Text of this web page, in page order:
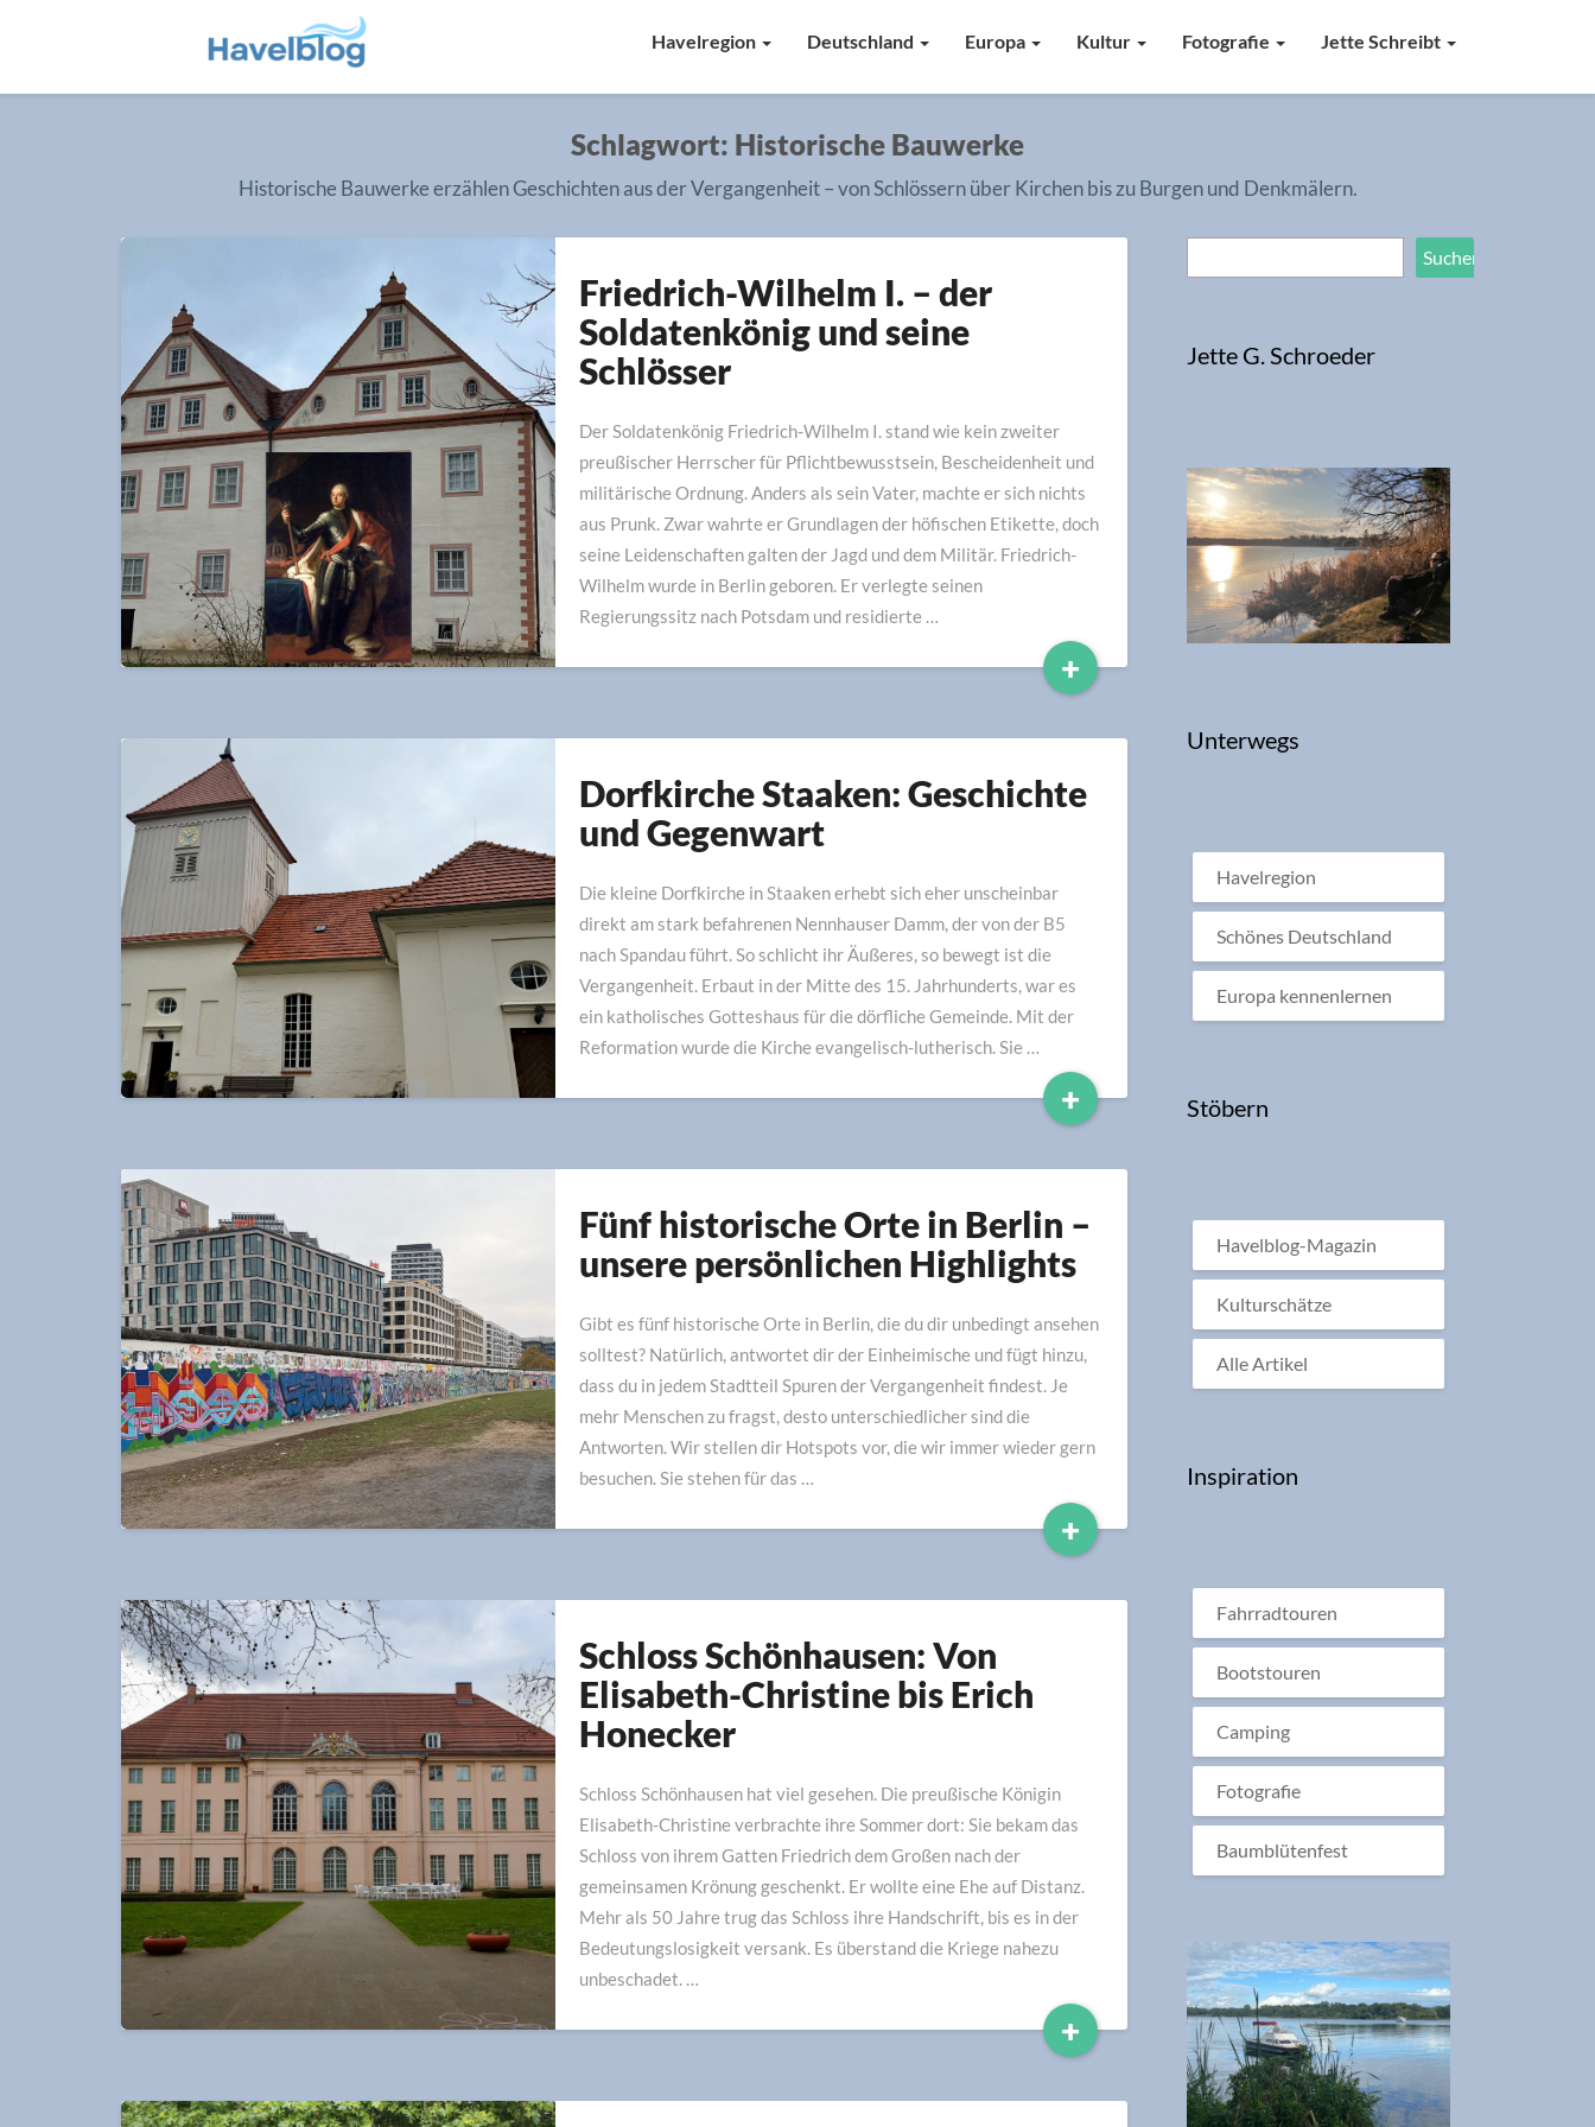
Havelregion Deutschland Europa Kultur Fotografie Jette Schreibt
Schlagwort: Historische Bauwerke
Historische Bauwerke erzählen Geschichten aus der Vergangenheit – von Schlössern über Kirchen bis zu Burgen und Denkmälern.
Friedrich-
Wilhelm
I.
–
Soldatenkönig
und
seine
Schlösser
Friedrich-Wilhelm I. – der
Soldatenkönig und seine
Schlösser
Der Soldatenkönig Friedrich-Wilhelm I. stand wie kein zweiter
preußischer Herrscher für Pflichtbewusstsein, Bescheidenheit und
militärische Ordnung. Anders als sein Vater, machte er sich nichts
aus Prunk. Zwar wahrte er Grundlagen der höfischen Etikette, doch
seine Leidenschaften galten der Jagd und dem Militär. Friedrich-
Wilhelm wurde in Berlin geboren. Er verlegte seinen
Regierungssitz nach Potsdam und residierte …
+Read
More
Dorfkirche
Staaken:
Geschichte
Gegenwart
Dorfkirche Staaken: Geschichte
und Gegenwart
Die kleine Dorfkirche in Staaken erhebt sich eher unscheinbar
direkt am stark befahrenen Nennhauser Damm, der von der B5
nach Spandau führt. So schlicht ihr Äußeres, so bewegt ist die
Vergangenheit. Erbaut in der Mitte des 15. Jahrhunderts, war es
ein katholisches Gotteshaus für die dörfliche Gemeinde. Mit der
Reformation wurde die Kirche evangelisch-lutherisch. Sie …
+Read
More
Fünf
Orte
Berlin
–
unsere
persönlichen
Highlights
Fünf historische Orte in Berlin –
unsere persönlichen Highlights
Gibt es fünf historische Orte in Berlin, die du dir unbedingt ansehen
solltest? Natürlich, antwortet dir der Einheimische und fügt hinzu,
dass du in jedem Stadtteil Spuren der Vergangenheit findest. Je
mehr Menschen zu fragst, desto unterschiedlicher sind die
Antworten. Wir stellen dir Hotspots vor, die wir immer wieder gern
besuchen. Sie stehen für das …
+Read
More
Schloss
Schönhausen:
Von
Elisabeth-
bis
Erich
Honecker
Schloss Schönhausen: Von
Elisabeth-Christine bis Erich
Honecker
Schloss Schönhausen hat viel gesehen. Die preußische Königin
Elisabeth-Christine verbrachte ihre Sommer dort: Sie bekam das
Schloss von ihrem Gatten Friedrich dem Großen nach der
gemeinsamen Krönung geschenkt. Er wollte eine Ehe auf Distanz.
Mehr als 50 Jahre trug das Schloss ihre Handschrift, bis es in der
Bedeutungslosigkeit versank. Es überstand die Kriege nahezu
unbeschadet. …
+Read
More
Suchen
Jette G. Schroeder
Unterwegs
Havelregion
Schönes Deutschland
Europa kennenlernen
Stöbern
Havelblog-Magazin
Kulturschätze
Alle Artikel
Inspiration
Fahrradtouren
Bootstouren
Camping
Fotografie
Baumblütenfest